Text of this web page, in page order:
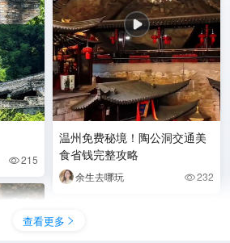
215
温州免费秘境！陶公洞交通美
食省钱完整攻略
余生去哪玩 232
查看更多 